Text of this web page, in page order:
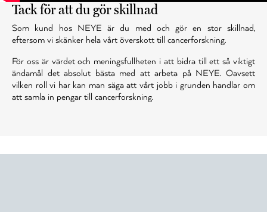
Tack för att du gör skillnad
Som kund hos NEYE är du med och gör en stor skillnad,
eftersom vi skänker hela vårt överskott till cancerforskning.
För oss är värdet och meningsfullheten i att bidra till ett så viktigt
ändamål det absolut bästa med att arbeta på NEYE. Oavsett
vilken roll vi har kan man säga att vårt jobb i grunden handlar om
att samla in pengar till cancerforskning.